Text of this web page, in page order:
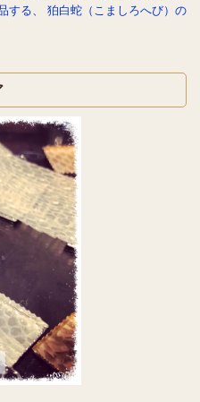
する、 狛白蛇（こましろへび）の